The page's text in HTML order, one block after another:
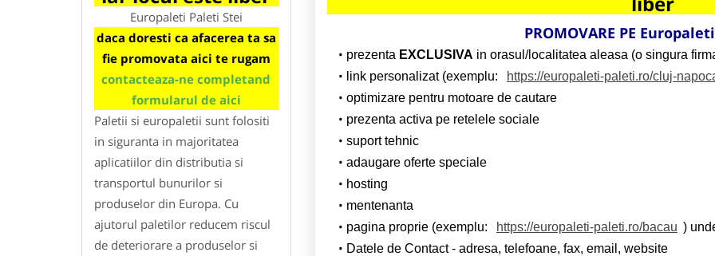
Europaleti Paleti Stei
daca doresti ca afacerea ta sa
fie promovata aici te rugam
contacteaza-ne completand
formularul de aici
Paletii si europaletii sunt folositi
in siguranta in majoritatea
aplicatiilor din distributia si
transportul bunurilor si
produselor din Europa. Cu
ajutorul paletilor reducem riscul
de deteriorare a produselor si
PROMOVARE PE
prezenta EXCLUSIVA in orasul/localitatea aleasa (o singura
link personalizat (exemplu:
https://europaleti-paleti.ro/cluj-
optimizare pentru motoare de cautare
prezenta activa pe retelele sociale
suport tehnic
adaugare oferte speciale
hosting
mentenanta
pagina proprie (exemplu:
https://europaleti-paleti.ro/bacau )
Datele de Contact - adresa, telefoane, fax, email, website